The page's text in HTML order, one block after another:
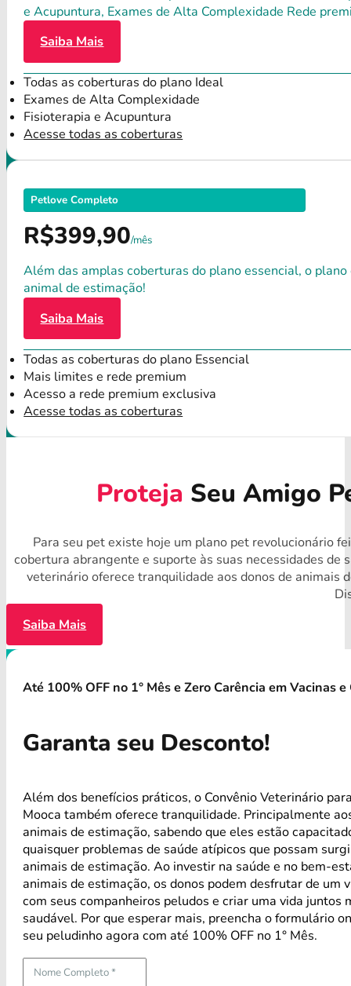
e Acupuntura, Exames de Alta Complexidade Rede
Saiba Mais
Todas as coberturas do plano Ideal
Exames de Alta Complexidade
Fisioterapia e Acupuntura
Acesse todas as coberturas
Petlove Completo
R$399,90/mês
Além das amplas coberturas do plano essencial, o
animal de estimação!
Saiba Mais
Todas as coberturas do plano Essencial
Mais limites e rede premium
Acesso a rede premium exclusiva
Acesse todas as coberturas
Proteja Seu Amigo
Para seu pet existe hoje um plano pet revolucionário
cobertura abrangente e suporte às suas necessidades
veterinário oferece tranquilidade aos donos de animais
Saiba Mais
Até 100% OFF no 1° Mês e Zero Carência em Vacinas
Garanta seu Desconto!
Além dos benefícios práticos, o Convênio Veterinário
Mooca também oferece tranquilidade. Principalmente
animais de estimação, sabendo que eles estão
quaisquer problemas de saúde atípicos que possam
animais de estimação. Ao investir na saúde e no bem-
animais de estimação, os donos podem desfrutar de um
com seus companheiros peludos e criar uma vida juntos
saudável. Por que esperar mais, preencha o formulário
seu peludinho agora com até 100% OFF no 1° Mês.